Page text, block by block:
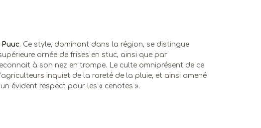
. Ce style, dominant dans la région, se distingue
ornée de frises en stuc, ainsi que par
à son nez en trompe. Le culte omniprésent de ce
inquiet de la rareté de la pluie, et ainsi amené
évident respect pour les « cenotes ».